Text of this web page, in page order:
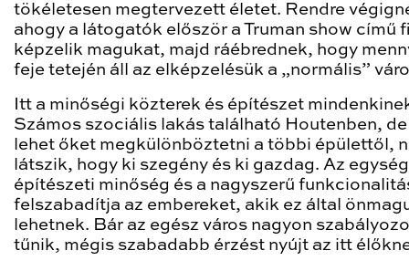
tökéletesen megtervezett életet. Rendre
ahogy a látogatók először a Truman show című
képzelik magukat, majd ráébrednek, hogy
feje tetején áll az elképzelésük a „normális”
Itt a minőségi közterek és építészet
Számos szociális lakás található Houtenben, de
lehet őket megkülönböztetni a többi épülettől,
látszik, hogy ki szegény és ki gazdag. Az
építészeti minőség és a nagyszerű
felszabadítja az embereket, akik ez által
lehetnek. Bár az egész város nagyon
tűnik, mégis szabadabb érzést nyújt az itt